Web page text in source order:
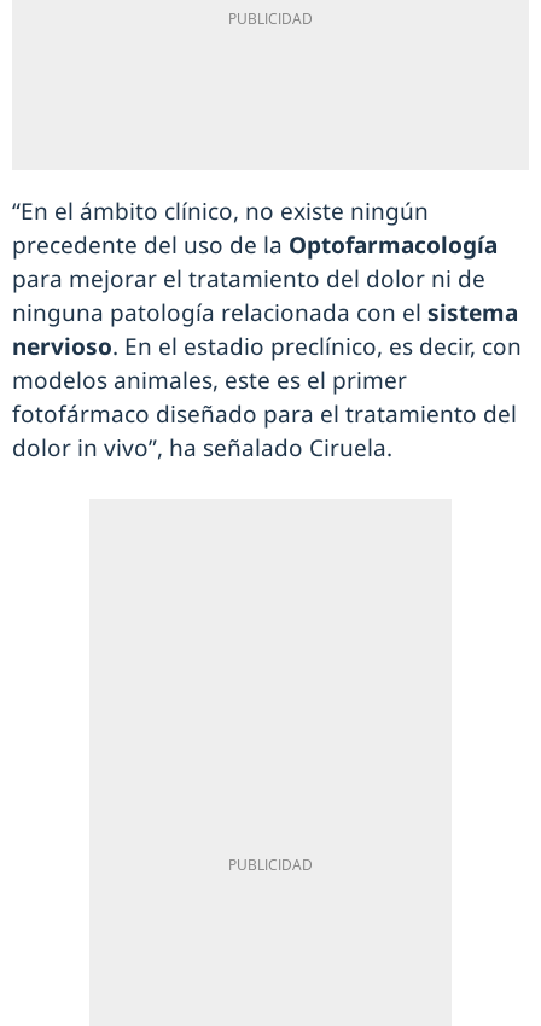
“En el ámbito clínico, no existe ningún
precedente del uso de la Optofarmacología
para mejorar el tratamiento del dolor ni de
ninguna patología relacionada con el sistema
nervioso. En el estadio preclínico, es decir, con
modelos animales, este es el primer
fotofármaco diseñado para el tratamiento del
dolor in vivo”, ha señalado Ciruela.